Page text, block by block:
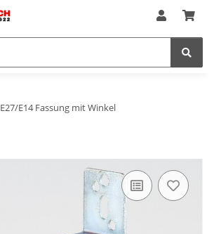
E27/E14 Fassung mit Winkel